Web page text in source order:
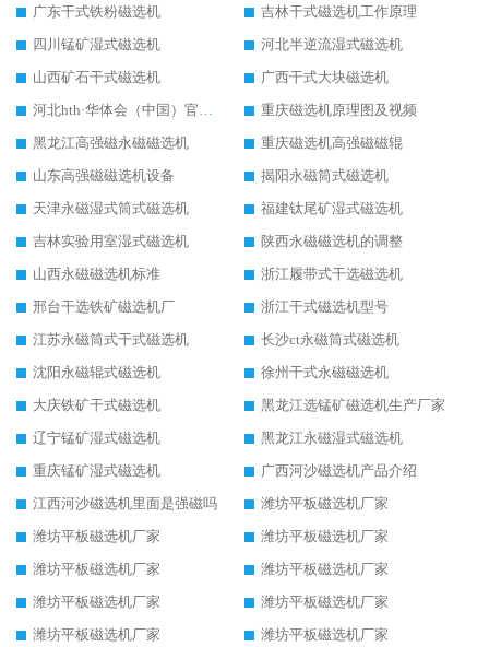
广东干式铁粉磁选机
吉林干式磁选机工作原理
四川锰矿湿式磁选机
河北半逆流湿式磁选机
山西矿石干式磁选机
广西干式大块磁选机
河北hth·华体会（中国）官方网站-hth.com 工作视频
重庆磁选机原理图及视频
黑龙江高强磁永磁磁选机
重庆磁选机高强磁磁辊
山东高强磁磁选机设备
揭阳永磁筒式磁选机
天津永磁湿式筒式磁选机
福建钛尾矿湿式磁选机
吉林实验用室湿式磁选机
陕西永磁磁选机的调整
山西永磁磁选机标准
浙江履带式干选磁选机
邢台干选铁矿磁选机厂
浙江干式磁选机型号
江苏永磁筒式干式磁选机
长沙ct永磁筒式磁选机
沈阳永磁辊式磁选机
徐州干式永磁磁选机
大庆铁矿干式磁选机
黑龙江选锰矿磁选机生产厂家
辽宁锰矿湿式磁选机
黑龙江永磁湿式磁选机
重庆锰矿湿式磁选机
广西河沙磁选机产品介绍
江西河沙磁选机里面是强磁吗
潍坊平板磁选机厂家
潍坊平板磁选机厂家
潍坊平板磁选机厂家
潍坊平板磁选机厂家
潍坊平板磁选机厂家
潍坊平板磁选机厂家
潍坊平板磁选机厂家
潍坊平板磁选机厂家
潍坊平板磁选机厂家